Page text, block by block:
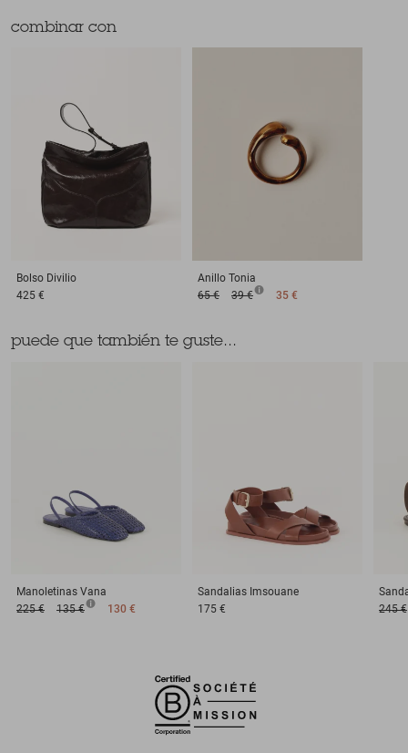
combinar con
Bolso Divilio
425 €
Anillo Tonia
65 €
39 € 35 €
puede que también te guste...
Manoletinas Vana
225 €
135 € 130 €
Sandalias Imsouane
175 €
245 €